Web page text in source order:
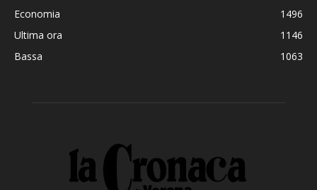
Economia
1496
Ultima ora
1146
Bassa
1063